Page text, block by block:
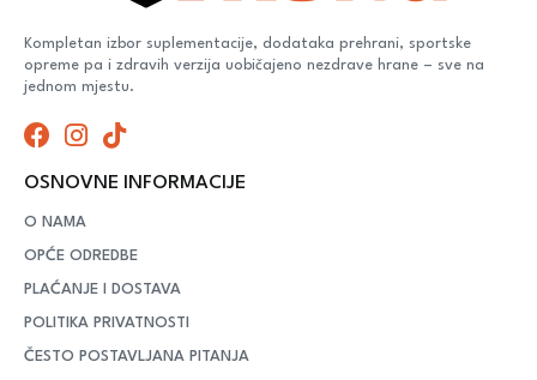
Kompletan izbor suplementacije, dodataka prehrani, sportske
opreme pa i zdravih verzija uobičajeno nezdrave hrane – sve na
jednom mjestu.
OSNOVNE INFORMACIJE
O NAMA
OPĆE ODREDBE
PLAĆANJE I DOSTAVA
POLITIKA PRIVATNOSTI
ČESTO POSTAVLJANA PITANJA